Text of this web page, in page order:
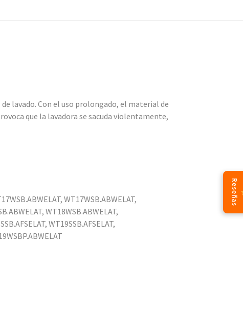
lavado. Con el uso prolongado, el material de
que la lavadora se sacuda violentamente,
WT17WSB.ABWELAT,
WT18WSB.ABWELAT,
WT19SSB.AFSELAT,
Reseñas